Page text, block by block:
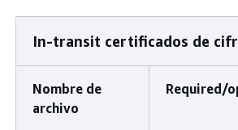
In-transit certificados de
Nombre de
archivo
Required/